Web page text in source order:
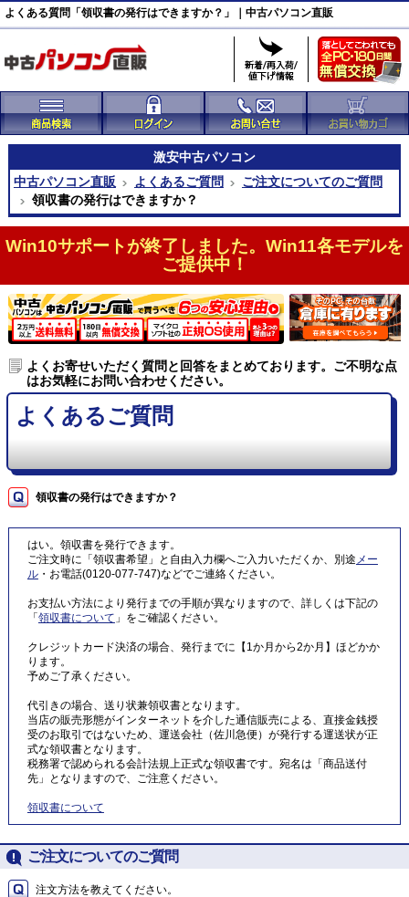
よくある質問「領収書の発行はできますか？」｜中古パソコン直販
激安中古パソコン
中古パソコン直販
よくあるご質問
ご注文についてのご質問
領収書の発行はできますか？
Win10サポートが終了しました。Win11各モデルを
ご提供中！
よくお寄せいただく質問と回答をまとめております。ご不明な点
はお気軽にお問い合わせください。
よくあるご質問
領収書の発行はできますか？
はい。領収書を発行できます。
ご注文時に「領収書希望」と自由入力欄へご入力いただくか、別途 メー
ル・お電話(0120-077-747)などでご連絡ください。
お支払い方法により発行までの手順が異なりますので、詳しくは下記の
「領収書について 」をご確認ください。
クレジットカード決済の場合、発行までに【1か月から2か月】ほどかか
ります。
予めご了承ください。
代引きの場合、送り状兼領収書となります。
当店の販売形態がインターネットを介した通信販売による、直接金銭授
受のお取引ではないため、運送会社（佐川急便）が発行する運送状が正
式な領収書となります。
税務署で認められる会計法規上正式な領収書です。宛名は「商品送付
先」となりますので、ご注意ください。
領収書について
ご注文についてのご質問
注文方法を教えてください。